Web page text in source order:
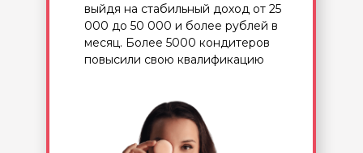
выйдя на стабильный доход от 25
000 до 50 000 и более рублей в
месяц. Более 5000 кондитеров
повысили свою квалификацию